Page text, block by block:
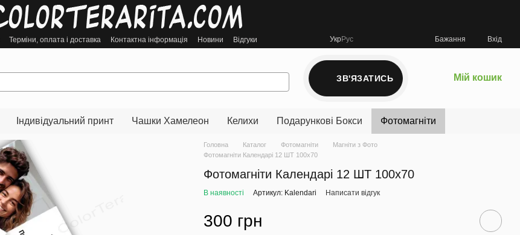
Терміни, оплата і доставка Контактна інформація Новини Відгуки УкрРус Бажання Вхід
ЗВ'ЯЗАТИСЬ Мій кошик
Індивідуальний принт Чашки Хамелеон Келихи Подарункові Бокси Фотомагніти
Головна Каталог Фотомагніти
Магніти з Фото
Фотомагніти Календарі 12 ШТ 100х70
Фотомагніти Календарі 12 ШТ 100х70
В наявності Артикул: Kalendari Написати відгук
300 грн